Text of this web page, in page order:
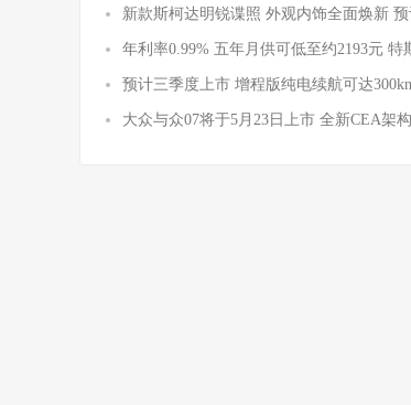
新款斯柯达明锐谍照 外观内饰全面焕新 预
年利率0.99% 五年月供可低至约2193元 特
预计三季度上市 增程版纯电续航可达
大众与众07将于5月23日上市 全新CEA架